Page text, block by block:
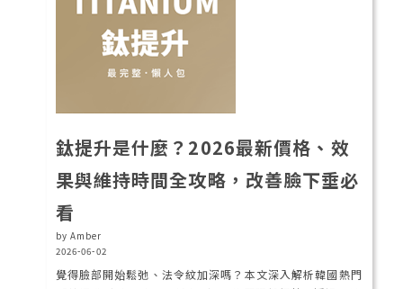
鈦提升是什麼？2026最新價格、效
果與維持時間全攻略，改善臉下垂必
看
by Amber
2026-06-02
覺得臉部開始鬆弛、法令紋加深嗎？本文深入解析韓國熱門